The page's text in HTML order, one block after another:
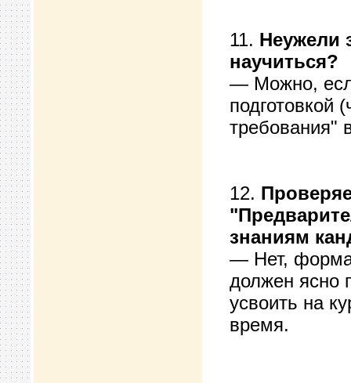
11. Неужели
научиться?
— Можно,
подготовкой
требования"
12.
знаниям
— Нет,
должен ясно
усвоить на
время.